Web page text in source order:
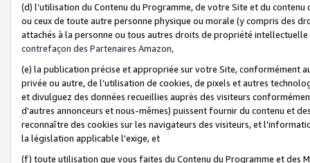
(d) l’utilisation du Contenu du Programme, de votre Site et du
ou ceux de toute autre personne physique ou morale (y compris des
attachés à la personne ou tous autres droits de propriété
contrefaçon des Partenaires Amazon,
(e) la publication précise et appropriée sur votre Site, conformément
privée ou autre, de l’utilisation de cookies, de pixels et autres
et divulguez des données recueillies auprès des visiteurs
d’autres annonceurs et nous-mêmes) puissent fournir du contenu et
reconnaître des cookies sur les navigateurs des visiteurs, et
la législation applicable l'exige, et
(f) toute utilisation que vous faites du Contenu du Programme et des